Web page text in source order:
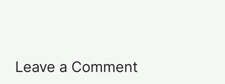
Leave a Comment